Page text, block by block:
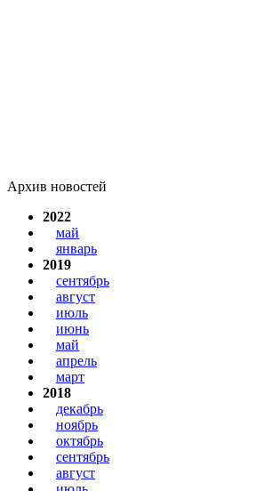
Архив новостей
2022
май
январь
2019
сентябрь
август
июль
июнь
май
апрель
март
2018
декабрь
ноябрь
октябрь
сентябрь
август